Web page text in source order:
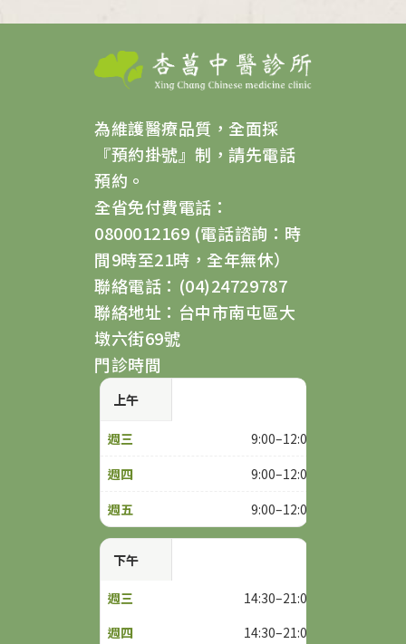
為維護醫療品質，全面採
『預約掛號』制，請先電話
預約。
全省免付費電話：
0800012169 (電話諮詢：時
間9時至21時，全年無休）
聯絡電話：(04)24729787
聯絡地址：台中市南屯區大
墩六街69號
門診時間
上午
9:00–12:00
9:00–12:00
9:00–12:00
下午
14:30–21:00
14:30–21:00